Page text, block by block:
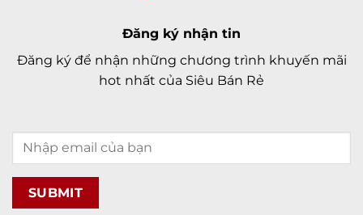
Đăng ký nhận tin
Đăng ký để nhận những chương trình khuyến mãi
hot nhất của Siêu Bán Rẻ